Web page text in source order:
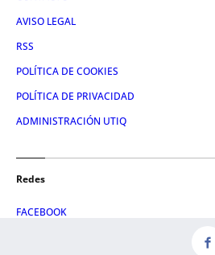
AVISO LEGAL
RSS
POLÍTICA DE COOKIES
POLÍTICA DE PRIVACIDAD
ADMINISTRACIÓN UTIQ
Redes
FACEBOOK